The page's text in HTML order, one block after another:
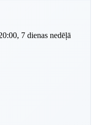
7 dienas nedēļā